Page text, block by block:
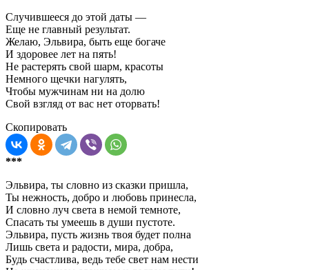
Случившееся до этой даты —
Еще не главный результат.
Желаю, Эльвира, быть еще богаче
И здоровее лет на пять!
Не растерять свой шарм, красоты
Немного щечки нагулять,
Чтобы мужчинам ни на долю
Свой взгляд от вас нет оторвать!
Скопировать
***
Эльвира, ты словно из сказки пришла,
Ты нежность, добро и любовь принесла,
И словно луч света в немой темноте,
Спасать ты умеешь в души пустоте.
Эльвира, пусть жизнь твоя будет полна
Лишь света и радости, мира, добра,
Будь счастлива, ведь тебе свет нам нести